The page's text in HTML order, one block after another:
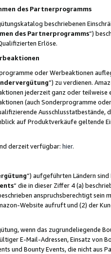
des Partnerprogramms
beschriebenen
des Partnerprogramms“)
Erlöse.
oder Werbeaktionen
”) zu verdienen.
jederzeit ganz oder
(auch Sonderprogramme
Ausschlusstatbestände,
auf Produktverkäufe geltende
derzeit verfügbar: hier.
“) aufgeführten Ländern
“ die in dieser Ziffer 4 (a)
anspruchsberechtigt sein
Website aufruft und (2) der
wenn das zugrundeliegende
E-Mail-Adressen, Einsatz von
und Bounty Events, die nicht